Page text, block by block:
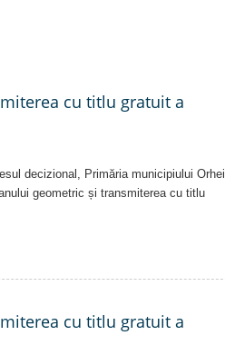
cu titlu gratuit a
decizional, Primăria municipiului Orhei
geometric și transmiterea cu titlu
cu titlu gratuit a